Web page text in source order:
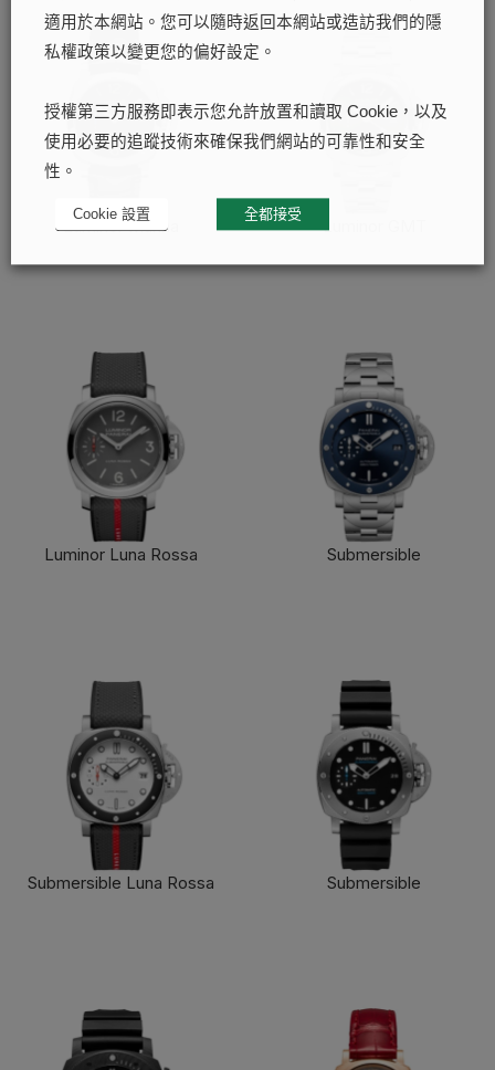
Luminor Marina
Luminor GMT
Luminor Luna Rossa
Submersible
Submersible Luna Rossa
Submersible
適用於本網站。您可以隨時返回本網站或造訪我們的隱
私權政策以變更您的偏好設定。
授權第三方服務即表示您允許放置和讀取 Cookie，以及
使用必要的追蹤技術來確保我們網站的可靠性和安全
性。
Cookie 設置 全都接受